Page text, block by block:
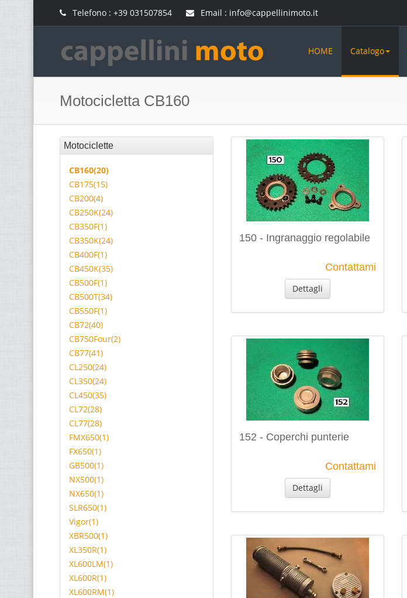
Telefono : +39 031507854 Email : info@cappellinimoto.it
HOME Catalogo
Motocicletta CB160
Motociclette
CB160(20)
CB175(15)
CB200(4)
CB250K(24)
CB350F(1)
CB350K(24)
CB400F(1)
CB450K(35)
CB500F(1)
CB500T(34)
CB550F(1)
CB72(40)
CB750Four(2)
CB77(41)
CL250(24)
CL350(24)
CL450(35)
CL72(28)
CL77(28)
FMX650(1)
FX650(1)
GB500(1)
NX500(1)
NX650(1)
SLR650(1)
Vigor(1)
XBR500(1)
XL350R(1)
XL600LM(1)
XL600R(1)
XL600RM(1)
150 - Ingranaggio regolabile
Contattami
Dettagli
152 - Coperchi punterie
Contattami
Dettagli